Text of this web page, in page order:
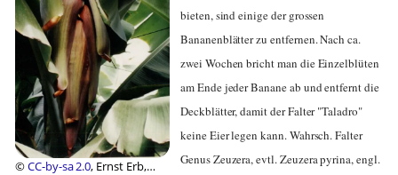
©CC-by-sa 2.0, Ernst Erb,
bieten, sind einige der grossen
Bananenblätter zu entfernen. Nach ca.
zwei Wochen bricht man die Einzelblüten
am Ende jeder Banane ab und entfernt die
Deckblätter, damit der Falter "Taladro"
keine Eier legen kann. Wahrsch. Falter
Genus Zeuzera, evtl. Zeuzera pyrina, engl.